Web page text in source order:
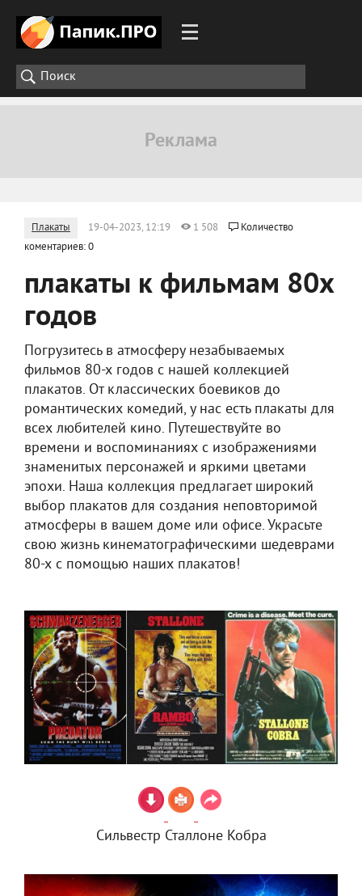
Плакаты 19-04-2023, 12:19 1 508
Количество
коментариев: 0
плакаты к фильмам 80х
годов
Погрузитесь в атмосферу незабываемых
фильмов 80-х годов с нашей коллекцией
плакатов. От классических боевиков до
романтических комедий, у нас есть плакаты для
всех любителей кино. Путешествуйте во
времени и воспоминаниях с изображениями
знаменитых персонажей и яркими цветами
эпохи. Наша коллекция предлагает широкий
выбор плакатов для создания неповторимой
атмосферы в вашем доме или офисе. Украсьте
свою жизнь кинематографическими шедеврами
80-х с помощью наших плакатов!
Сильвестр Сталлоне Кобра